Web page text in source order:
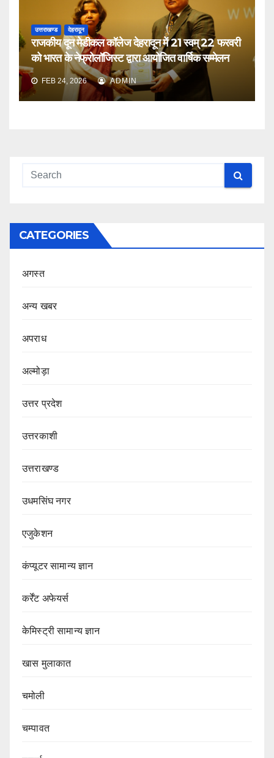
उत्तराखण्ड देहरादून
राजकीय दून मेडीकल कॉलेज देहरादून में 21 स्वम् 22 फरवरी
को भारत के नेफ्रोलॉजिस्ट द्वारा आयोजित वार्षिक सम्मेलन
FEB 24, 2026 ADMIN
CATEGORIES
अगस्त
अन्य खबर
अपराध
अल्मोड़ा
उत्तर प्रदेश
उत्तरकाशी
उत्तराखण्ड
उधमसिंघ नगर
एजुकेशन
कंप्यूटर सामान्य ज्ञान
कर्रेंट अफेयर्स
केमिस्ट्री सामान्य ज्ञान
खास मुलाकात
चमोली
चम्पावत